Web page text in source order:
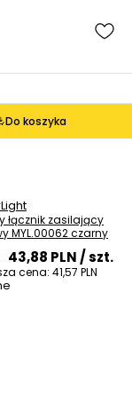
Do koszyka
łącznik zasilający
MYL.00062 czarny
43,88 PLN/ szt.
cena: 41,57 PLN